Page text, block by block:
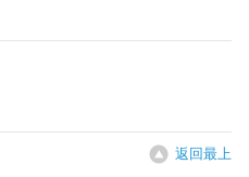
返回最上